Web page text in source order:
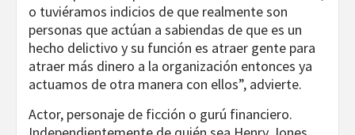
o tuviéramos indicios de que realmente son
personas que actúan a sabiendas de que es un
hecho delictivo y su función es atraer gente para
atraer más dinero a la organización entonces ya
actuamos de otra manera con ellos”, advierte.
Actor, personaje de ficción o gurú financiero.